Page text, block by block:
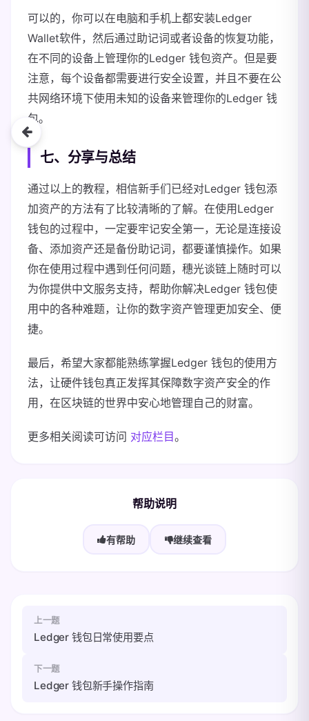
可以的，你可以在电脑和手机上都安装Ledger
Wallet软件，然后通过助记词或者设备的恢复功能，
在不同的设备上管理你的Ledger 钱包资产。但是要
注意，每个设备都需要进行安全设置，并且不要在公
共网络环境下使用未知的设备来管理你的Ledger 钱
包。
七、分享与总结
通过以上的教程，相信新手们已经对Ledger 钱包添
加资产的方法有了比较清晰的了解。在使用Ledger
钱包的过程中，一定要牢记安全第一，无论是连接设
备、添加资产还是备份助记词，都要谨慎操作。如果
你在使用过程中遇到任何问题，穗光谈链上随时可以
为你提供中文服务支持，帮助你解决Ledger 钱包使
用中的各种难题，让你的数字资产管理更加安全、便
捷。
最后，希望大家都能熟练掌握Ledger 钱包的使用方
法，让硬件钱包真正发挥其保障数字资产安全的作
用，在区块链的世界中安心地管理自己的财富。
更多相关阅读可访问 对应栏目。
帮助说明
有帮助 继续查看
上一题
Ledger 钱包日常使用要点
下一题
Ledger 钱包新手操作指南